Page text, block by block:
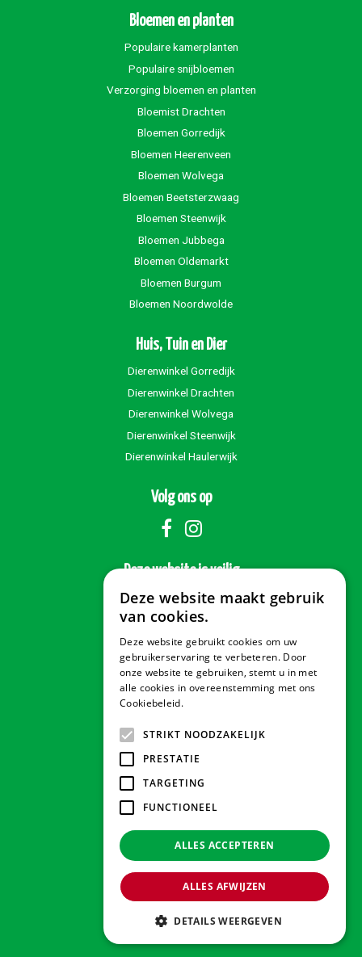
Bloemen en planten
Populaire kamerplanten
Populaire snijbloemen
Verzorging bloemen en planten
Bloemist Drachten
Bloemen Gorredijk
Bloemen Heerenveen
Bloemen Wolvega
Bloemen Beetsterzwaag
Bloemen Steenwijk
Bloemen Jubbega
Bloemen Oldemarkt
Bloemen Burgum
Bloemen Noordwolde
Huis, Tuin en Dier
Dierenwinkel Gorredijk
Dierenwinkel Drachten
Dierenwinkel Wolvega
Dierenwinkel Steenwijk
Dierenwinkel Haulerwijk
Volg ons op
Deze website is veilig
Veilig betalen
Contact & Openingstijden
Tuindorado Gorredijk
Tuindorado Wolvega
© 2026 Tuindorado
Green Solutions
Privacy policy
Deze website maakt gebruik
van cookies.
Deze website gebruikt cookies om uw
gebruikerservaring te verbeteren. Door
onze website te gebruiken, stemt u in met
alle cookies in overeenstemming met ons
Cookiebeleid.
STRIKT NOODZAKELIJK
PRESTATIE
TARGETING
FUNCTIONEEL
ALLES ACCEPTEREN
ALLES AFWIJZEN
DETAILS WEERGEVEN